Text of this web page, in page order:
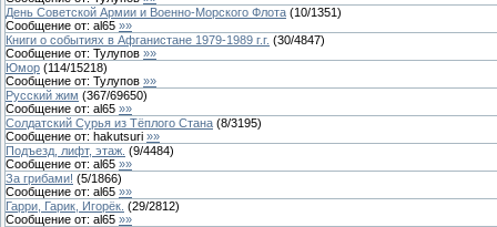
День Советской Армии и Военно-Морского Флота (10/1351)
Сообщение от: al65 »»
Книги о событиях в Афганистане 1979-1989 г.г. (30/4847)
Сообщение от: Тулупов »»
Юмор (114/15218)
Сообщение от: Тулупов »»
Русский жим (367/69650)
Сообщение от: al65 »»
Солдатский Сурья из Тёплого Стана (8/3195)
Сообщение от: hakutsuri »»
Подъезд, лифт, этаж. (9/4484)
Сообщение от: al65 »»
За грибами! (5/1866)
Сообщение от: al65 »»
Гарри, Гарик, Игорёк. (29/2812)
Сообщение от: al65 »»